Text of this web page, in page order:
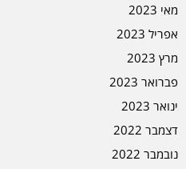
מאי 2023
אפריל 2023
מרץ 2023
פברואר 2023
ינואר 2023
דצמבר 2022
נובמבר 2022